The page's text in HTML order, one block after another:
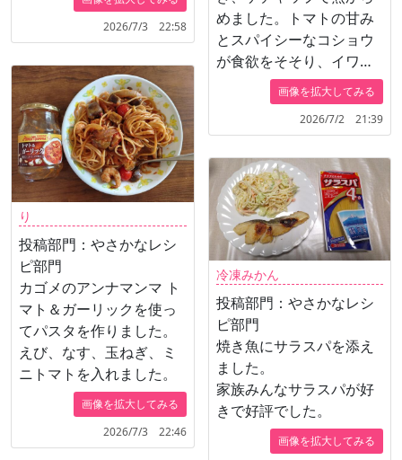
2026/7/3 22:58
り
投稿部門：やさかなレシ
ピ部門
カゴメのアンナマンマ ト
マト＆ガーリックを使っ
てパスタを作りました。
えび、なす、玉ねぎ、ミ
ニトマトを入れました。
画像を拡大してみる
2026/7/3 22:46
めました。トマトの甘み
とスパイシーなコショウ
が食欲をそそり、イワシ
と野菜が美味しくたっぷ
り食べられます。簡単に
作れる父の日の魚料理で
画像を拡大してみる
2026/7/2 21:39
冷凍みかん
投稿部門：やさかなレシ
ピ部門
焼き魚にサラスパを添え
ました。
家族みんなサラスパが好
きで好評でした。
画像を拡大してみる